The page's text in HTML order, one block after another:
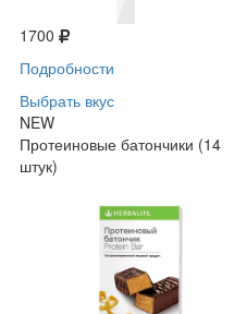
1700
Подробности
Выбрать вкус
NEW
Протеиновые батончики (14
штук)